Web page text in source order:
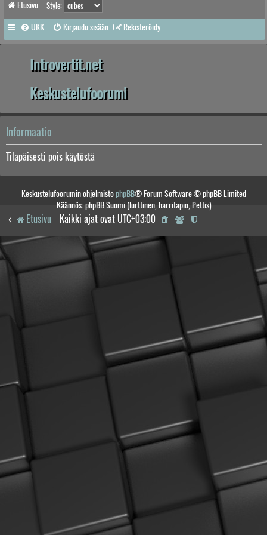
Etusivu Style:
UKK Kirjaudu sisään Rekisteröidy
Introvertit.net
Keskustelufoorumi
Informaatio
Tilapäisesti pois käytöstä
Keskustelufoorumin ohjelmistophpBB® Forum Software © phpBB Limited
Käännös: phpBB Suomi (lurttinen, harritapio, Pettis)
Etusivu Kaikki ajat ovat UTC+03:00